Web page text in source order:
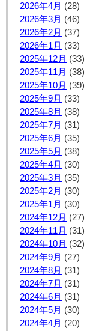
2026年4月 (28)
2026年3月 (46)
2026年2月 (37)
2026年1月 (33)
2025年12月 (33)
2025年11月 (38)
2025年10月 (39)
2025年9月 (33)
2025年8月 (38)
2025年7月 (31)
2025年6月 (35)
2025年5月 (38)
2025年4月 (30)
2025年3月 (35)
2025年2月 (30)
2025年1月 (30)
2024年12月 (27)
2024年11月 (31)
2024年10月 (32)
2024年9月 (27)
2024年8月 (31)
2024年7月 (31)
2024年6月 (31)
2024年5月 (30)
2024年4月 (20)